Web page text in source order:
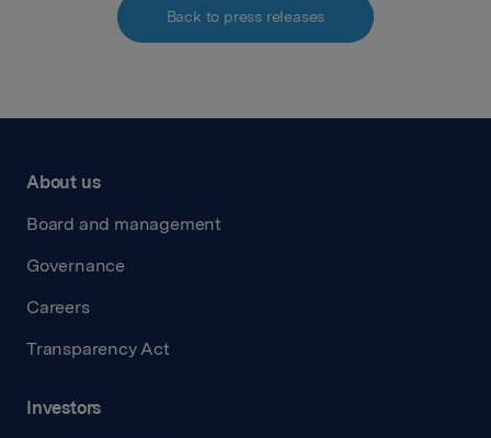
Back to press releases
About us
Board and management
Governance
Careers
Transparency Act
Investors